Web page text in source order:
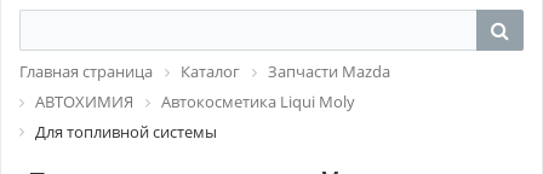
Главная страница Каталог
Запчасти Mazda
АВТОХИМИЯ
Автокосметика Liqui Moly
Для топливной системы